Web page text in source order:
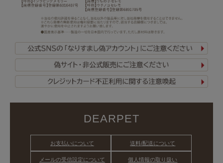
DEARPET
お支払いについて 送料/配送について
メールの受信設定について 個人情報の取り扱い